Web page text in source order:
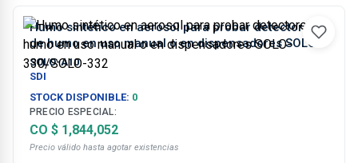
Humo sintético en aerosol para probar detectores
de humo en uso manual o en dispensadores SOLO-
330/SOLO-332
SOLO-A10
SDI
STOCK DISPONIBLE: 0
PRECIO ESPECIAL:
CO $ 1,844,052
Precio válido hasta agotar existencias